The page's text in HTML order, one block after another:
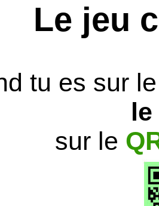
Le jeu
tu es sur
sur le